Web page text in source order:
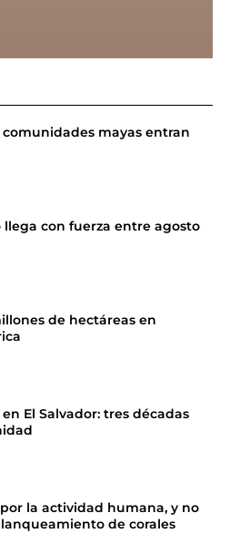
comunidades mayas entran
llega con fuerza entre agosto
de hectáreas en
El Salvador: tres décadas
la actividad humana, y no
de corales